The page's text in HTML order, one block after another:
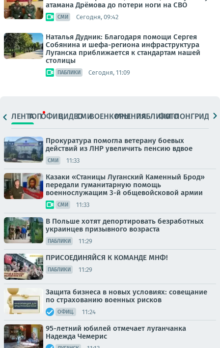
атамана Дрёмова до потери ноги на СВО
СМИ Сегодня, 09:42
Наталья Дудник: Благодаря помощи Сергея
Собянина и шефа-региона инфраструктура
Луганска приближается к стандартам нашей
столицы
ПАБЛИКИ Сегодня, 11:09
ЛЕНТАТОПОФИЦ.ВИДЕОСМИВОЕНКОРЫМНЕНИЯПАБЛИКИ
ФОТОЛОНГРИДЫ
Прокуратура помогла ветерану боевых
действий из ЛНР увеличить пенсию вдвое
СМИ 11:33
Казаки «Станицы Луганский Каменный Брод»
передали гуманитарную помощь
военнослужащим 3-й общевойсковой армии
СМИ 11:33
В Польше хотят депортировать безработных
украинцев призывного возраста
ПАБЛИКИ 11:29
ПРИСОЕДИНЯЙСЯ К КОМАНДЕ МНФ!
ПАБЛИКИ 11:29
Защита бизнеса в новых условиях: совещание
по страхованию военных рисков
ОФИЦ. 11:24
95-летний юбилей отмечает луганчанка
Надежда Чемерис